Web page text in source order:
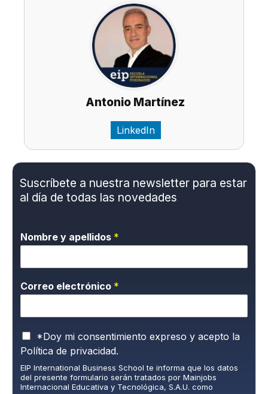
Antonio Martínez
LinkedIn
Suscríbete a nuestra newsletter para estar
al día de todas las novedades
Nombre y apellidos *
Correo electrónico *
P
o
l
í
t
*Doy mi consentimiento expreso y acepto la
Política de privacidad.
EIP International Business School te informa que los datos
del presente formulario serán tratados por Mainjobs
Internacional Educativa y Tecnológica, S.A.U. como